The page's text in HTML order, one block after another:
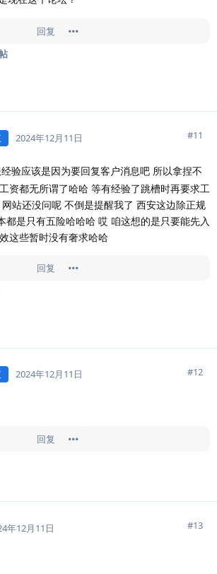
回复
2024年12月11日 #11
验应该是因为要回复客户消息吧 所以拿捏不
资都无所谓了哈哈 等有经验了跳槽时再要求工
站还没问呢 不倒是提醒我了 西安这边除正规
都是只有五险哈哈哈 哎 咱这想的是只要能先入
这些暂时没有奢求哈哈
回复
2024年12月11日 #12
回复
年12月11日 #13